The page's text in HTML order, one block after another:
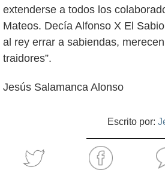
extenderse a todos los
Mateos. Decía Alfonso X El
al rey errar a sabiendas,
traidores”.
Jesús Salamanca Alonso
Escrito por: